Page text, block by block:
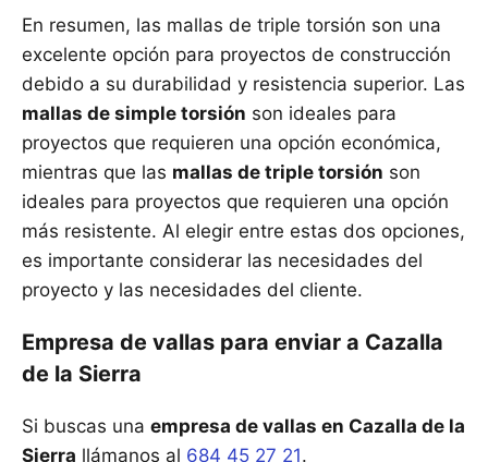
En resumen, las mallas de triple torsión son una
excelente opción para proyectos de construcción
debido a su durabilidad y resistencia superior. Las
mallas de simple torsión son ideales para
proyectos que requieren una opción económica,
mientras que las mallas de triple torsión son
ideales para proyectos que requieren una opción
más resistente. Al elegir entre estas dos opciones,
es importante considerar las necesidades del
proyecto y las necesidades del cliente.
Empresa de vallas para enviar a Cazalla
de la Sierra
Si buscas una empresa de vallas en Cazalla de la
Sierra llámanos al 684 45 27 21.